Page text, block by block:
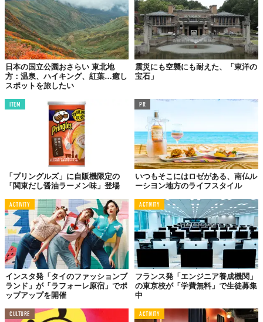
日本の国立公園おさらい 東北地
方：温泉、ハイキング、紅葉…癒し
スポットを旅したい
震災にも空襲にも耐えた、「東洋の
宝石」
ITEM
「プリングルズ」に自販機限定の
「関東だし醤油ラーメン味」登場
PR
いつもそこにはロゼがある、南仏ル
ーシヨン地方のライフスタイル
ACTIVITY
インスタ発「タイのファッションブ
ランド」が「ラフォーレ原宿」でポ
ップアップを開催
ACTIVITY
フランス発「エンジニア養成機関」
の東京校が「学費無料」で生徒募集
中
CULTURE ACTIVITY